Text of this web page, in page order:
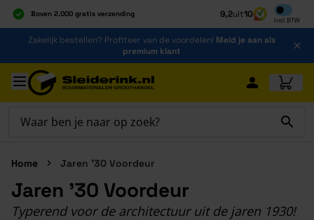
Boven 2.000 gratis verzending
Al 40 jaar dé specialist
Alles onder één dak
9,2uit10
Incl BTW
Inclusief
Ga naar de inhoud
Zakelijk bestellen? Profiteer van de voordelen! Meld je aan als
premium klant
Ga naar hoofdinhoud
Home Jaren '30 Voordeur
Jaren '30 Voordeur
Typerend voor de architectuur uit de jaren 1930!